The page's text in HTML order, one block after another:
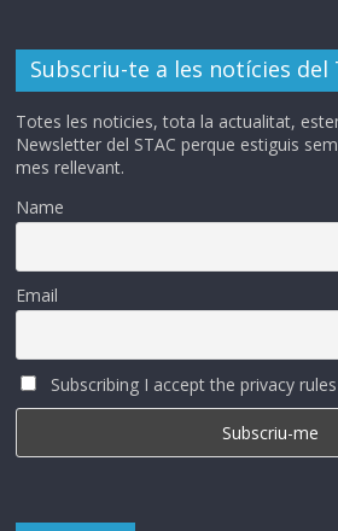
Subscriu-te a les notícies del
Totes les noticies, tota la actualitat,
Newsletter del STAC perque estiguis
mes rellevant.
Name
Email
Subscribing I accept the privacy